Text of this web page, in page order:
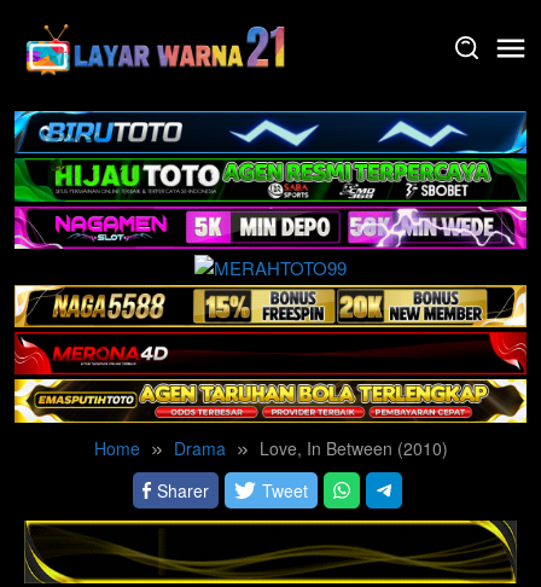
content
Home Drama
Love, In Between (2010)
Sharer
Tweet